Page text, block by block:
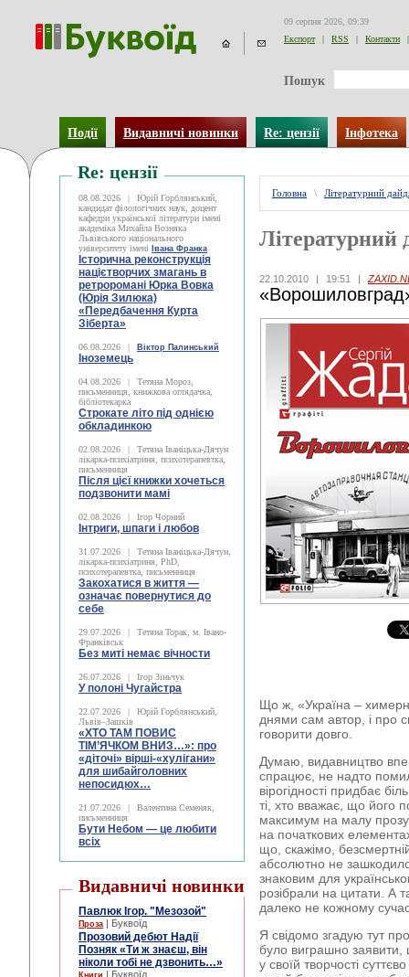
09 серпня 2026, 09:39
Експорт
| RSS | Контакти |
Пошук
Події Видавничі новинки Re: цензії Інфотека
Re: цензії
08.08.2026 |
Юрій Горблянський,
кандидат філологічних наук, доцент
кафедри української літератури імені
академіка Михайла Возняка
Львівського національного
університету імені
Івана Франка
Історична реконструкція
націєтворчих змагань в
ретроромані Юрка Вовка
(Юрія Зилюка)
«Передбачення Курта
Зіберта»
06.08.2026 | Віктор Палинський
Іноземець
04.08.2026 |
Тетяна Мороз,
письменниця, книжкова оглядачка,
бібліотекарка
Строкате літо під однією
обкладинкою
02.08.2026 |
Тетяна Іваніцька-Дячун
лікарка-психіатриня, психотерапевтка,
письменниця
Після цієї книжки хочеться
подзвонити мамі
02.08.2026 | Ігор Чорний
Інтриги, шпаги і любов
31.07.2026 |
Тетяна Іваніцька-Дячун,
лікарка-психіатриня, PhD,
психотерапевтка, письменниця
Закохатися в життя —
означає повернутися до
себе
29.07.2026 |
Тетяна Торак, м. Івано-
Франківськ
Без миті немає вічности
26.07.2026 | Ігор Зіньчук
У полоні Чугайстра
22.07.2026 |
Юрій Горблянський,
Львів–Зашків
«ХТО ТАМ ПОВИС
ТІМ’ЯЧКОМ ВНИЗ…»: про
«діточі» вірші-«хулігани»
для шибайголовних
непосидюх…
21.07.2026 |
Валентина Семеняк,
письменниця
Бути Небом ― це любити
всіх
Видавничі новинки
Павлюк Ігор. "Мезозой"
Проза | Буквоїд
Прозовий дебют Надії
Позняк «Ти ж знаєш, він
ніколи тобі не дзвонить…»
Книги | Буквоїд
Головна \ Літературний
Літературний
22.10.2010 | 19:51 |
Що ж, «Україна –
днями сам автор, і про
говорити довго.
Думаю, видавництво
спрацює, не надто
вірогідності придбає
ті, хто вважає, що його
максимум на малу прозу,
на початкових
що, скажімо,
абсолютно не
знаковим для
розібрали на цитати. А
далеко не кожному
Я свідомо згадую тут
було виграшно
у своїй творчості